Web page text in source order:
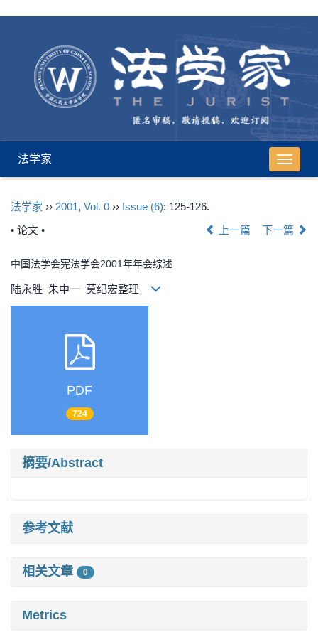
导
航
法学家
法学家 ›› 2001, Vol. 0 ›› Issue (6): 125-126.
• 论文 •
上一篇 下一篇
中国法学会宪法学会2001年年会综述
陆永胜 朱中一 莫纪宏整理
PDF
724
摘要/Abstract
参考文献
相关文章 0
Metrics